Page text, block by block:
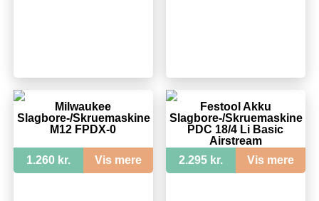
Milwaukee
Slagbore-/Skruemaskine
M12 FPDX-0
1.260 kr. Vis mere
Festool Akku
Slagbore-/Skruemaskine
PDC 18/4 Li Basic
Airstream
2.295 kr.
Vis mere